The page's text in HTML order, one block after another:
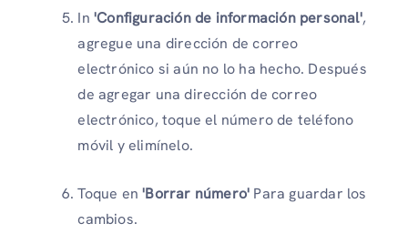
In 'Configuración de información personal',
agregue una dirección de correo
electrónico si aún no lo ha hecho. Después
de agregar una dirección de correo
electrónico, toque el número de teléfono
móvil y elimínelo.
Toque en 'Borrar número' Para guardar los
cambios.